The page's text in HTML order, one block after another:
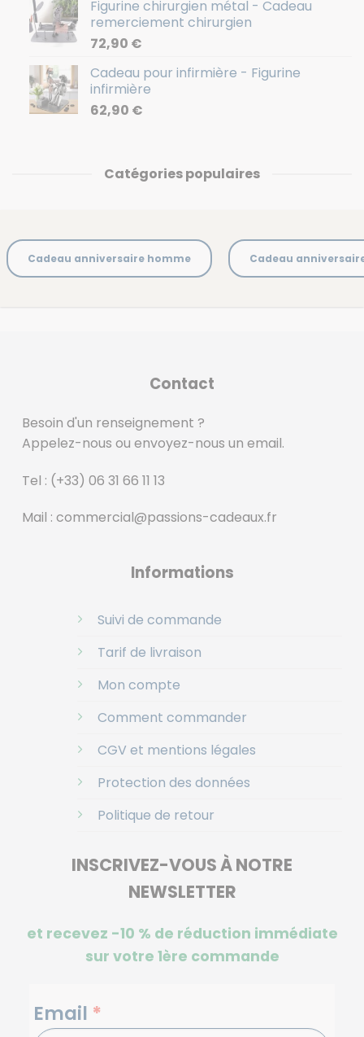
Figurine chirurgien métal - Cadeau
remerciement chirurgien
72,90 €
Cadeau pour infirmière - Figurine
infirmière
62,90 €
Catégories populaires
Cadeau anniversaire homme Cadeau
Contact
Besoin d'un renseignement ?
Appelez-nous ou envoyez-nous un email.
Tel : (+33) 06 31 66 11 13
Mail : commercial@passions-cadeaux.fr
Informations
Suivi de commande
Tarif de livraison
Mon compte
Comment commander
CGV et mentions légales
Protection des données
Politique de retour
INSCRIVEZ-VOUS À NOTRE
NEWSLETTER
et recevez -10 % de réduction immédiate
sur votre 1ère commande
NEWSLETTERS
Email *